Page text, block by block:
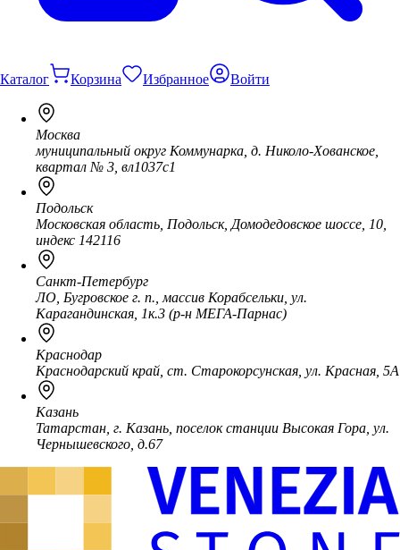
Каталог Корзина Избранное Войти
Москва
муниципальный округ Коммунарка, д. Николо-Хованское,
квартал № 3, вл1037с1
Подольск
Московская область, Подольск, Домодедовское шоссе, 10,
индекс 142116
Санкт-Петербург
ЛО, Бугровское г. п., массив Корабсельки, ул.
Карагандинская, 1к.3 (р-н МЕГА-Парнас)
Краснодар
Краснодарский край, ст. Старокорсунская, ул. Красная, 5А
Казань
Татарстан, г. Казань, поселок станции Высокая Гора, ул.
Чернышевского, д.67